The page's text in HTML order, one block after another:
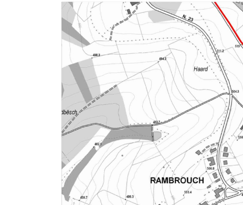
Schnitt B-B